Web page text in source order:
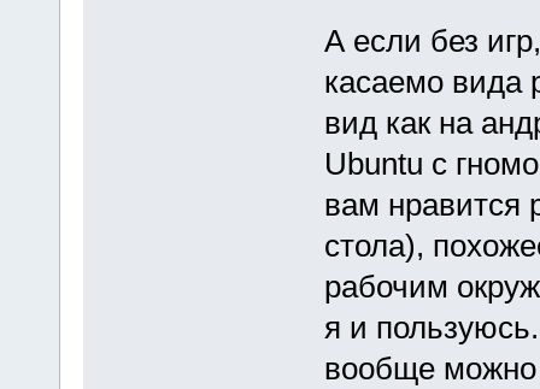
А если без
касаемо вида
вид как на
Ubuntu c
вам нравится
стола),
рабочим
я и
вообще можно